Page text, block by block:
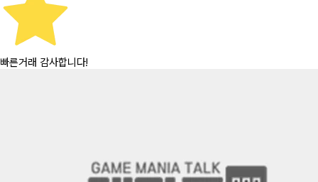
빠른거래 감사합니다!